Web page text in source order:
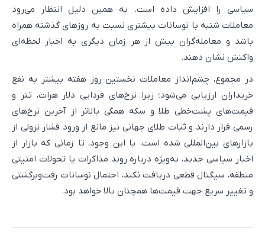
سیاسی را افزایش داده است. به همین دلیل انتظار می‌رود
معاملات شنبه با نوسانات بیشتری نسبت به روزهای گذشته همراه
باشد و معامله‌گران بیش از هر زمان دیگری به اخبار لحظه‌ای
واکنش نشان دهند.
در مجموع، چشم‌انداز معاملات نخستین روز هفته بیشتر به نفع
خریداران ارزیابی می‌شود؛ زیرا نرخ‌های فردایی دلار هرات، تتر و
قیمت‌های پشت‌خطی طلا و سکه همگی بالاتر از آخرین نرخ‌های
رسمی قرار دارند و ثبات طلای جهانی نیز مانع از ورود فشار نزولی از
بازارهای بین‌المللی شده است. با این وجود، تا زمانی که بازار از
اخبار سیاسی جدید، به‌ویژه درباره روند مذاکرات یا تحولات امنیتی
منطقه، سیگنال قطعی دریافت نکند، احتمال نوسانات رفت‌وبرگشتی
و تغییر سریع جهت قیمت‌ها همچنان بالا خواهد بود.